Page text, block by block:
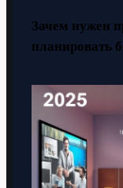
Зачем нужен
планировать